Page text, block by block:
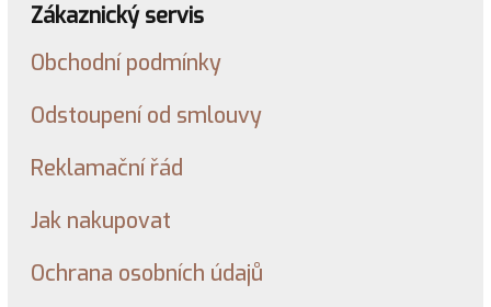
Zákaznický servis
Obchodní podmínky
Odstoupení od smlouvy
Reklamační řád
Jak nakupovat
Ochrana osobních údajů